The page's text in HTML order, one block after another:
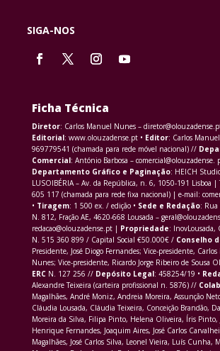
SIGA-NOS
Ficha Técnica
Diretor: Carlos Manuel Nunes –
Editorial: www.olouzadense.pt • Editor: Carlos
969779541 (chamada para rede móvel nacional) //
Comercial: António Barbosa – comercial@olouzadense.
Departamento Gráfico e Paginação: HEICH
LUSOIBÉRIA – Av. da República, n. 6, 1050-191 Lisboa |
605 117 (chamada para rede fixa nacional) | e-mail:
• Tiragem: 1 500 ex. / edição • Sede e Redação: Rua
N. 812, Fração AE, 4620-668 Lousada –
redacao@olouzadense.pt | Propriedade:
N. 515 360 899 / Capital Social €50.000€ / Conselho
Presidente, José Diogo Fernandes; Vice-presidente,
Nunes; Vice-presidente, Ricardo Jorge Ribeiro de Sousa
ERCN. 127 256 // Depósito Legal: 458254/19 •
Alexandre Teixeira (carteira profissional n. 5876) //
Magalhães, André Moniz, Andreia Moreira, Assunção
Cláudia Lousada, Cláudia Teixeira, Conceição Brandão,
Moreira da Silva, Filipa Pinto, Helena Oliveira, Íris Pinto,
Henrique Fernandes, Joaquim Aires, José Carlos
Magalhães, José Carlos Silva, Leonel Vieira, Luís Cunha,